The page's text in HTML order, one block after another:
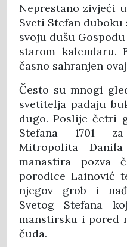
Neprestano zivjeći
Sveti Stefan
svoju dušu
starom kalendaru.
časno sahranjen
Često su mnogi
svetitelja padaju
dugo. Poslije četri
Stefana 1701
Mitropolita
manastira pozva
porodice Lainović
njegov grob i
Svetog Stefana
manstirsku i pored
čuda.